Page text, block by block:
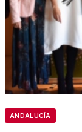
ANDALUCÍA